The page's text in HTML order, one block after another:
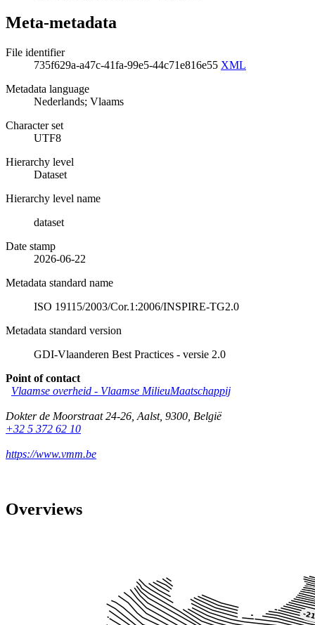
Meta-metadata
File identifier
735f629a-a47c-41fa-99e5-44c71e816e55 XML
Metadata language
Nederlands; Vlaams
Character set
UTF8
Hierarchy level
Dataset
Hierarchy level name
dataset
Date stamp
2026-06-22
Metadata standard name
ISO 19115/2003/Cor.1:2006/INSPIRE-TG2.0
Metadata standard version
GDI-Vlaanderen Best Practices - versie 2.0
Point of contact
Vlaamse overheid - Vlaamse MilieuMaatschappij
Dokter de Moorstraat 24-26 Aalst, 9300 België
+32 5 372 62 10
https://www.vmm.be
Overviews